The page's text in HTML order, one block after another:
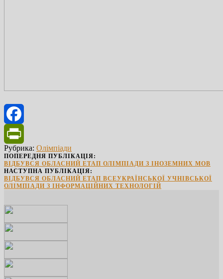
Facebook
PrintFriendly
Рубрика: Олімпіади
ПОПЕРЕДНЯ ПУБЛІКАЦІЯ:
ВІДБУВСЯ ОБЛАСНИЙ ЕТАП ОЛІМПІАДИ З ІНОЗЕМНИХ МОВ
НАСТУПНА ПУБЛІКАЦІЯ:
ВІДБУВСЯ ОБЛАСНИЙ ЕТАП ВСЕУКРАЇНСЬКОЇ УЧНІВСЬКОЇ
ОЛІМПІАДИ З ІНФОРМАЦІЙНИХ ТЕХНОЛОГІЙ